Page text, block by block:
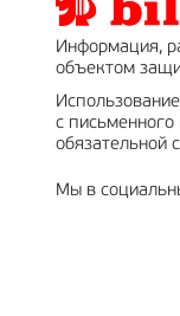
Информация,
объектом
с
обязательной
Мы в